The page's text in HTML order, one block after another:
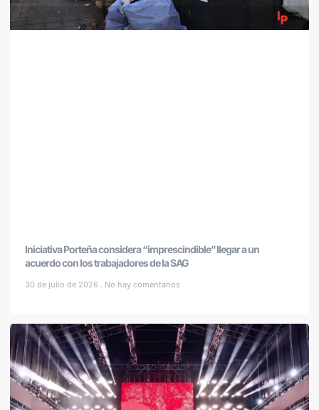
Iniciativa Porteña considera “imprescindible” llegar a un
acuerdo con los trabajadores de la SAG
30 de julio de 2026 No hay comentarios